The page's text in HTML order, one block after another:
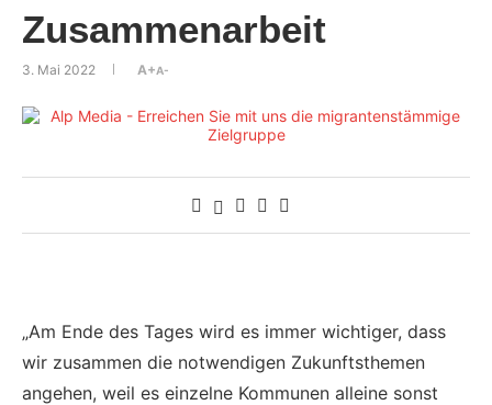
Zusammenarbeit
3. Mai 2022 A+A-
„Am Ende des Tages wird es immer wichtiger, dass
wir zusammen die notwendigen Zukunftsthemen
angehen, weil es einzelne Kommunen alleine sonst